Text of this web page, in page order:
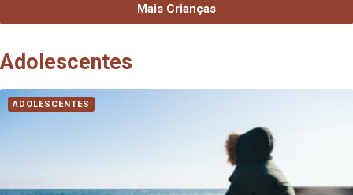
Mais Crianças
Adolescentes
ADOLESCENTES